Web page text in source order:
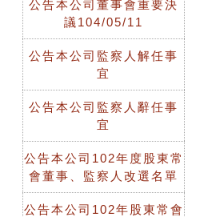
公告本公司董事會重要決
議104/05/11
公告本公司監察人解任事
宜
公告本公司監察人辭任事
宜
公告本公司102年度股東常
會董事、監察人改選名單
公告本公司102年股東常會